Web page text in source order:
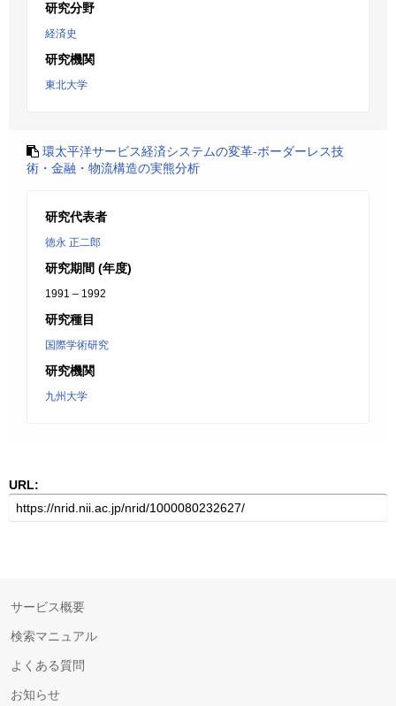
研究分野
経済史
研究機関
東北大学
環太平洋サービス経済システムの変革-ボーダーレス技
術・金融・物流構造の実熊分析
研究代表者
徳永 正二郎
研究期間 (年度)
1991 – 1992
研究種目
国際学術研究
研究機関
九州大学
URL:
サービス概要
検索マニュアル
よくある質問
お知らせ